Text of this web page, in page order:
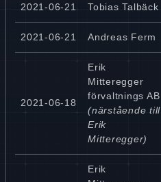
2021-06-21 Tobias Talbäck
2021-06-21 Andreas Ferm
2021-06-18
Erik
Mitteregger
förvaltnings AB
(närstående till
Erik
Mitteregger)
Erik